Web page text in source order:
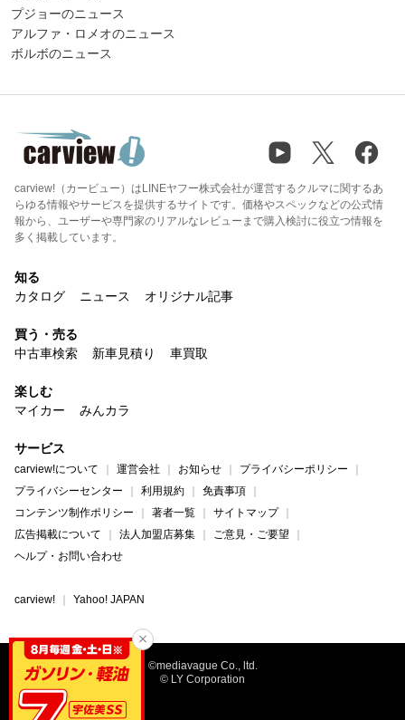
プジョーのニュース
アルファ・ロメオのニュース
ボルボのニュース
carview!（カービュー）はLINEヤフー株式会社が運営するクルマに関するあ
らゆる情報やサービスを提供するサイトです。価格やスペックなどの公式情
報から、ユーザーや専門家のリアルなレビューまで購入検討に役立つ情報を
多く掲載しています。
知る
カタログ
ニュース オリジナル記事
買う・売る
中古車検索
新車見積り 車買取
楽しむ
マイカー
みんカラ
サービス
carview!について 運営会社 お知らせ
プライバシーポリシー
プライバシーセンター
利用規約
免責事項
コンテンツ制作ポリシー
著者一覧
サイトマップ
広告掲載について
法人加盟店募集
ご意見・ご要望
ヘルプ・お問い合わせ
carview! Yahoo! JAPAN
©mediavague Co., ltd.
© LY Corporation